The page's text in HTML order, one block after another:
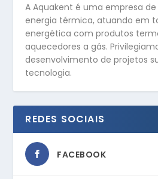
A Aquakent é uma empresa
energia térmica, atuando em
energética com produtos
aquecedores a gás.
desenvolvimento de projetos
tecnologia.
REDES SOCIAIS
FACEBOOK